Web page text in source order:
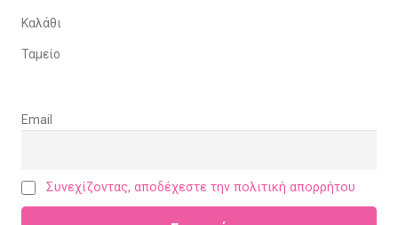
Καλάθι
Ταμείο
Email
Συνεχίζοντας, αποδέχεστε την πολιτική απορρήτου